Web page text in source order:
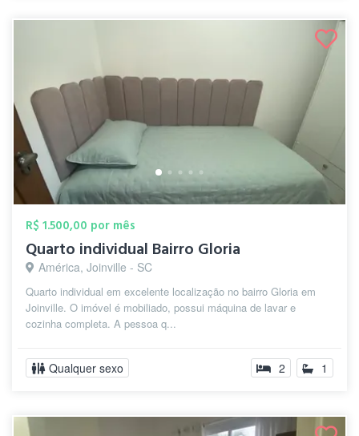
R$ 1.500,00 por mês
Quarto individual Bairro Gloria
América, Joinville - SC
Quarto individual em excelente localização no bairro Gloria em
Joinville. O imóvel é mobiliado, possui máquina de lavar e
cozinha completa. A pessoa q...
Qualquer sexo 2 1